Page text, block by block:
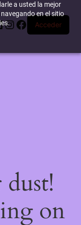
a usted la mejor
en el sitio
Instagram
Facebook
Acceder
on